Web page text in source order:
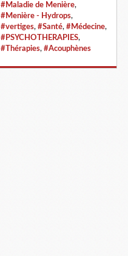
#Maladie de Menière,
#Menière - Hydrops,
#vertiges, #Santé, #Médecine,
#PSYCHOTHERAPIES,
#Thérapies, #Acouphènes